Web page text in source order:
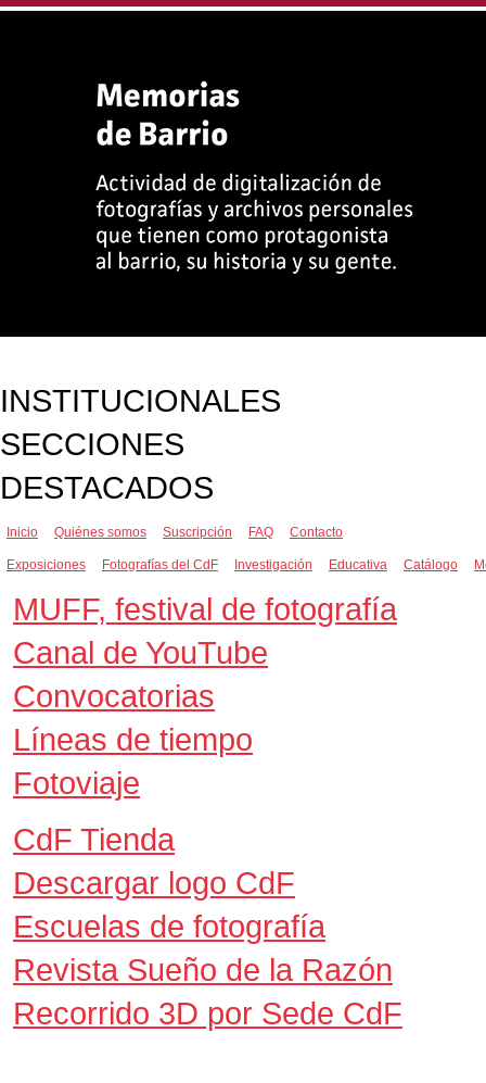
INSTITUCIONALES
SECCIONES
DESTACADOS
Inicio Quiénes somos Suscripción FAQ Contacto
Exposiciones Fotografías del CdF Investigación Educativa Catálogo
MUFF, festival de fotografía
Canal de YouTube
Convocatorias
Líneas de tiempo
Fotoviaje
CdF Tienda
Descargar logo CdF
Escuelas de fotografía
Revista Sueño de la Razón
Recorrido 3D por Sede CdF